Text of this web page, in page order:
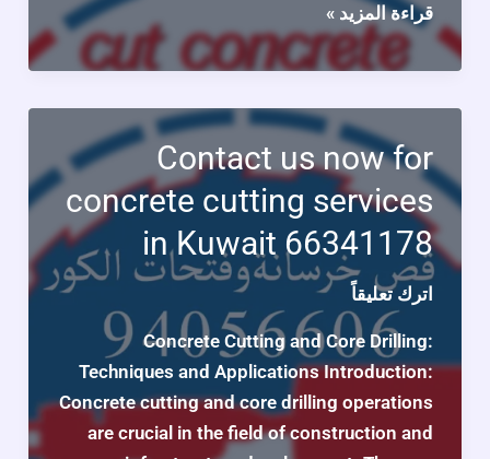
قص
الخرسانة:
تقنيات
حديثة
للتحقيق
في
الكمال
الصلب
66341178
قراءة المزيد »
Contact us now for
concrete cutting services
in Kuwait 66341178
اترك تعليقاً
Concrete Cutting and Core Drilling:
Techniques and Applications Introduction:
Concrete cutting and core drilling operations
are crucial in the field of construction and